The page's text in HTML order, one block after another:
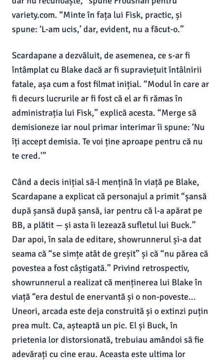
variety.com. “Minte în fața lui Fisk, practic, și
spune: ‘L-am ucis,’ dar, evident, nu a făcut-o.”
Scardapane a dezvăluit, de asemenea, ce s-ar fi
întâmplat cu Blake dacă ar fi supraviețuit întâlnirii
fatale, așa cum a fost filmat inițial. “Modul în care ar
fi decurs lucrurile ar fi fost că el ar fi rămas în
administrația lui Fisk,” explică acesta. “Merge să
demisioneze iar noul primar interimar îi spune: ‘Nu
îți accept demisia. Te voi ține aproape pentru că nu
te cred.'”
Când a decis inițial să-l mențină în viață pe Blake,
Scardapane a explicat că personajul a primit “șansă
după șansă după șansă, iar pentru că l-a apărat pe
BB, a plătit — și asta îi lezează sufletul lui Buck.”
Dar apoi, în sala de editare, showrunnerul și-a dat
seama că “se simțe atât de greșit” și că “nu părea că
povestea a fost câștigată.” Privind retrospectiv,
showrunnerul a realizat că menținerea lui Blake în
viață “era destul de enervantă și o non-poveste...
Uneori, arcada este deja construită și o extinzi puțin
prea mult. Ca, așteaptă un pic. El și Buck, în
prietenia lor distorsionată, trebuiau amândoi să fie
adevărați cu cine erau. Aceasta este ultima lor